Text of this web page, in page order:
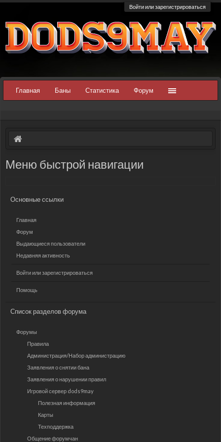
Войти или зарегистрироваться
Меню быстрой навигации
Основные ссылки
Главная
Форум
Выдающиеся пользователи
Недавняя активность
Войти или зарегистрироваться
Помощь
Список разделов форума
Форумы
Правила
Администрация/Набор администрацию
Заявления о снятии бана
Заявления о нарушении правил
Игровой сервер dods9may
Полезная информация
Карты
Техподдержка
Общение форумчан
Главная Баны Статистика Форум